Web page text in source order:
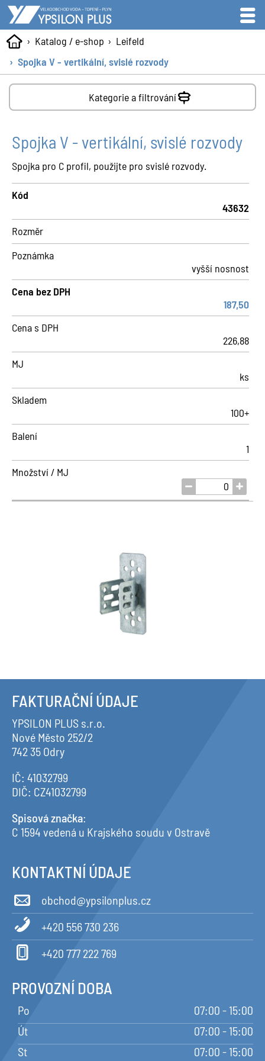
Katalog / e-shop
Leifeld
Spojka V - vertikální, svislé rozvody
Kategorie a filtrování
Spojka V - vertikální, svislé rozvody
Spojka pro C profil, použijte pro svislé rozvody.
Kód
43632
Rozměr
Poznámka
vyšší nosnost
Cena bez DPH
187,50
Cena s DPH
226,88
MJ
ks
Skladem
100+
Balení
1
Množství / MJ
FAKTURAČNÍ ÚDAJE
YPSILON PLUS s.r.o.
Nové Město 252/2
742 35 Odry
IČ: 41032799
DIČ: CZ41032799
Spisová značka:
C 1594 vedená u Krajského soudu v Ostravě
KONTAKTNÍ ÚDAJE
obchod@ypsilonplus.cz
+420 556 730 236
+420 777 222 769
PROVOZNÍ DOBA
Po
07:00 - 15:00
Út
07:00 - 15:00
St
07:00 - 15:00